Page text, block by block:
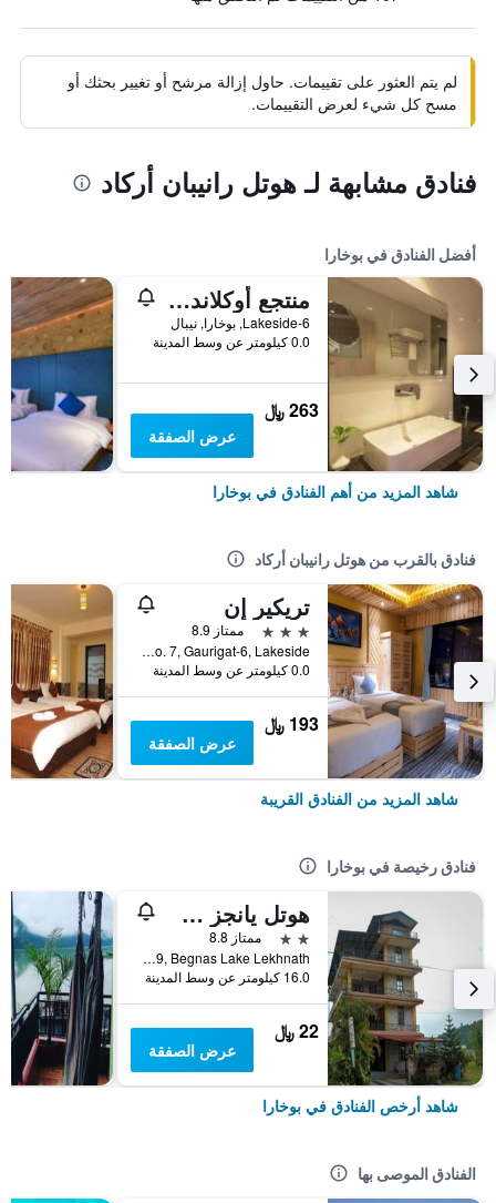
لم يتم العثور على تقييمات. حاول إزالة مرشح أو تغيير بحثك أو
مسح كل شيء لعرض التقييمات.
فنادق مشابهة لـ هوتل رانيبان أركاد
أفضل الفنادق في بوخارا
منتجع أوكلاند تاكابونا
Lakeside-6, بوخارا, نيبال
0.0 كيلومتر عن وسط المدينة
263 ﷼
عرض الصفقة
شاهد المزيد من أهم الفنادق في بوخارا
فنادق بالقرب من هوتل رانيبان أركاد
تريكير إن
3 نجوم
ممتاز 8.9
Street No. 7, Gaurigat-6, Lakeside, بوخارا, نيبال
0.0 كيلومتر عن وسط المدينة
193 ﷼
عرض الصفقة
شاهد المزيد من الفنادق القريبة
فنادق رخيصة في بوخارا
هوتل يانجز ستوبا
2 نجمتين
ممتاز 8.8
Lekhnath-09, Begnas Lake Lekhnath, بوخارا, نيبال
16.0 كيلومتر عن وسط المدينة
22 ﷼
عرض الصفقة
شاهد أرخص الفنادق في بوخارا
الفنادق الموصى بها